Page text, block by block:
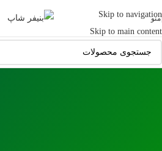
Skip to navigation
Skip to main content
منو